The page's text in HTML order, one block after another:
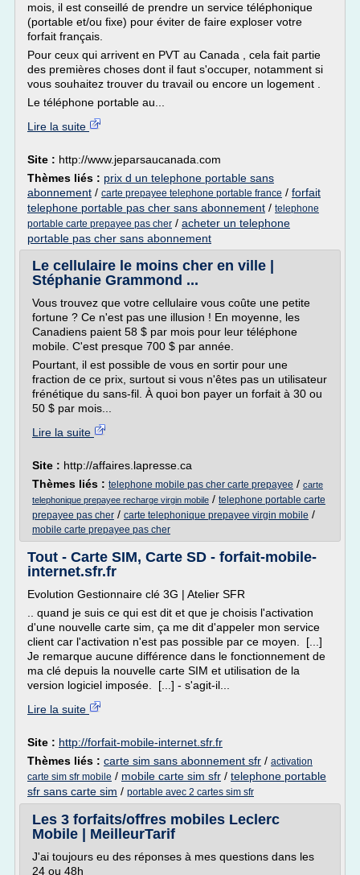
mois, il est conseillé de prendre un service téléphonique
(portable et/ou fixe) pour éviter de faire exploser votre
forfait français.
Pour ceux qui arrivent en PVT au Canada , cela fait partie
des premières choses dont il faut s'occuper, notamment si
vous souhaitez trouver du travail ou encore un logement .
Le téléphone portable au...
Lire la suite
Site : http://www.jeparsaucanada.com
Thèmes liés : prix d un telephone portable sans
abonnement / carte prepayee telephone portable france / forfait
telephone portable pas cher sans abonnement / telephone
portable carte prepayee pas cher / acheter un telephone
portable pas cher sans abonnement
Le cellulaire le moins cher en ville |
Stéphanie Grammond ...
Vous trouvez que votre cellulaire vous coûte une petite
fortune ? Ce n'est pas une illusion ! En moyenne, les
Canadiens paient 58 $ par mois pour leur téléphone
mobile. C'est presque 700 $ par année.
Pourtant, il est possible de vous en sortir pour une
fraction de ce prix, surtout si vous n'êtes pas un utilisateur
frénétique du sans-fil. À quoi bon payer un forfait à 30 ou
50 $ par mois...
Lire la suite
Site : http://affaires.lapresse.ca
Thèmes liés : telephone mobile pas cher carte prepayee / carte
telephonique prepayee recharge virgin mobile / telephone portable carte
prepayee pas cher / carte telephonique prepayee virgin mobile /
mobile carte prepayee pas cher
Tout - Carte SIM, Carte SD - forfait-mobile-
internet.sfr.fr
Evolution Gestionnaire clé 3G | Atelier SFR
.. quand je suis ce qui est dit et que je choisis l'activation
d'une nouvelle carte sim, ça me dit d'appeler mon service
client car l'activation n'est pas possible par ce moyen. [...]
Je remarque aucune différence dans le fonctionnement de
ma clé depuis la nouvelle carte SIM et utilisation de la
version logiciel imposée. [...] - s'agit-il...
Lire la suite
Site : http://forfait-mobile-internet.sfr.fr
Thèmes liés : carte sim sans abonnement sfr / activation
carte sim sfr mobile / mobile carte sim sfr / telephone portable
sfr sans carte sim / portable avec 2 cartes sim sfr
Les 3 forfaits/offres mobiles Leclerc
Mobile | MeilleurTarif
J'ai toujours eu des réponses à mes questions dans les
24 ou 48h